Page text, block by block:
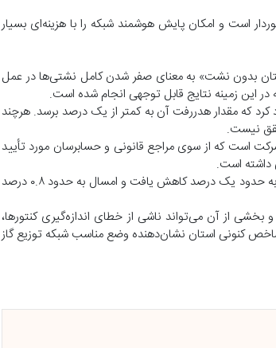
افزون‌بر کاهش چشمگیر هزینه‌های اجرایی، از دقتی در حدود ۹۵ درصد برخوردار است و امکان پایش هوشمند شبکه را با هزینه‌ای بسیار
بدون نشت» به معنای صفر شدن کامل نشتی‌ها در عمل
این زمینه نتایج قابل توجهی انجام شده است.
که مقدار هدررفت آن به کمتر از یک درصد برسد. هرچند
نیست.
است که از سوی مراجع قانونی و حسابرسان مورد تأیید
داشته است.
وی ادامه داد: در حالی که چند سال قبل مقدار هدررفت گاز در استان حدود چهار درصد بود، پارسال این رقم به حدود یک درصد کاهش یافت و امسال به حدود ۰.۸ درصد
از آن می‌تواند ناشی از خطای اندازه‌گیری کنتورها،
شاخص کنونی استان نشان‌دهنده وضع مناسب شبکه توزیع گاز